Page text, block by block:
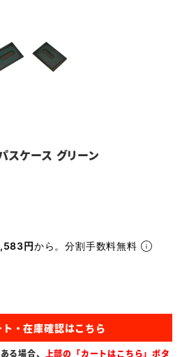
スケース グリーン
円から。分割手数料無料
る場合、 上部の「カートはこちら」ボタ